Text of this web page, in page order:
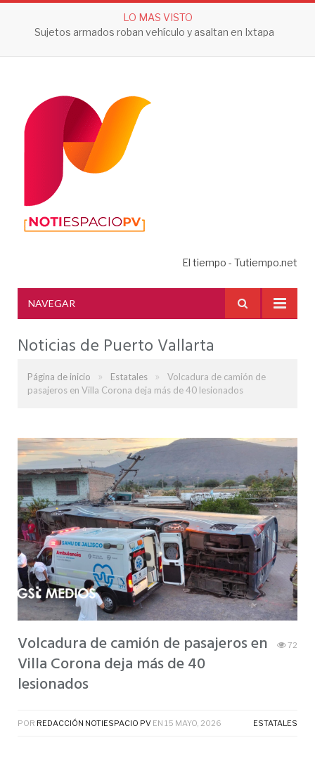
LO MAS VISTO
Sujetos armados roban vehículo y asaltan en Ixtapa
El tiempo - Tutiempo.net
NAVEGAR
Noticias de Puerto Vallarta
Página de inicio » Estatales »
Volcadura de camión de
pasajeros en Villa Corona deja más de 40 lesionados
Volcadura de camión de pasajeros en
Villa Corona deja más de 40
lesionados
72
POR REDACCIÓN NOTIESPACIO PV EN 15 MAYO, 2026 ESTATALES